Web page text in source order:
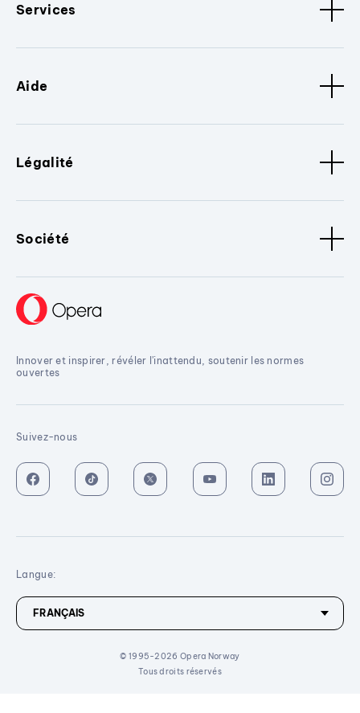
Services
Aide
Légalité
Société
Innover et inspirer, révéler l'inattendu, soutenir les normes
ouvertes
Suivez-nous
© 1995-2026 Opera Norway
Tous droits réservés
Langue: